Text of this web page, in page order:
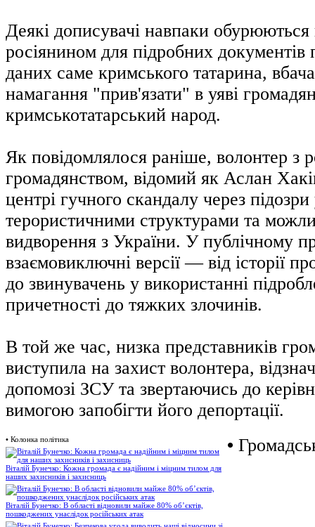
Деякі дописувачі навпаки
росіянином для підробних документів
даних саме кримського татарина,
намагання "прив'язати" в уяві
кримськотатарський народ.
Як повідомлялося раніше, волонтер з
громадянством, відомий як Аслан
центрі гучного скандалу через підозри
терористичними структурами та
видворення з України. У публічному
взаємовиключні версії — від історії
до звинувачень у використанні
причетності до тяжких злочинів.
В той же час, низка представників
виступила на захист волонтера,
допомозі ЗСУ та звертаючись до
вимогою запобігти його депортації.
• Колонка політика
Віталій Бунечко: Кожна громада є надійним і міцним тилом для
наших захисників і захисниць
Віталій Бунечко: В області відновили майже 80% об’єктів,
пошкоджених унаслідок російських атак
•